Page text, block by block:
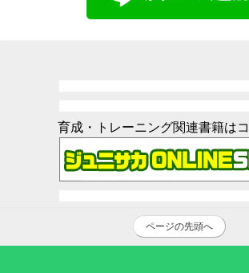
育成・トレーニング関連書籍は
ページの先頭へ